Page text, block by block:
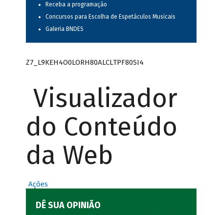
Receba a programação
Concursos para Escolha de Espetáculos Musicais
Galeria BNDES
Z7_L9KEH4O0LORH80ALCLTPF80SI4
Visualizador
do Conteúdo
da Web
Ações
DÊ SUA OPINIÃO